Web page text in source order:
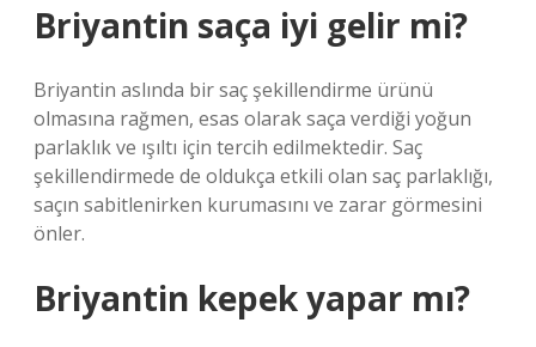
Briyantin saça iyi gelir mi?
Briyantin aslında bir saç şekillendirme ürünü
olmasına rağmen, esas olarak saça verdiği yoğun
parlaklık ve ışıltı için tercih edilmektedir. Saç
şekillendirmede de oldukça etkili olan saç parlaklığı,
saçın sabitlenirken kurumasını ve zarar görmesini
önler.
Briyantin kepek yapar mı?